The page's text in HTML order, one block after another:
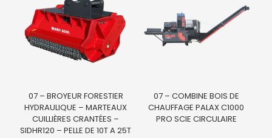
07 – BROYEUR FORESTIER
HYDRAULIQUE – MARTEAUX
CUILLIÈRES CRANTÉES –
SIDHR120 – PELLE DE 10T A 25T
07 – COMBINE BOIS DE
CHAUFFAGE PALAX C1000
PRO SCIE CIRCULAIRE